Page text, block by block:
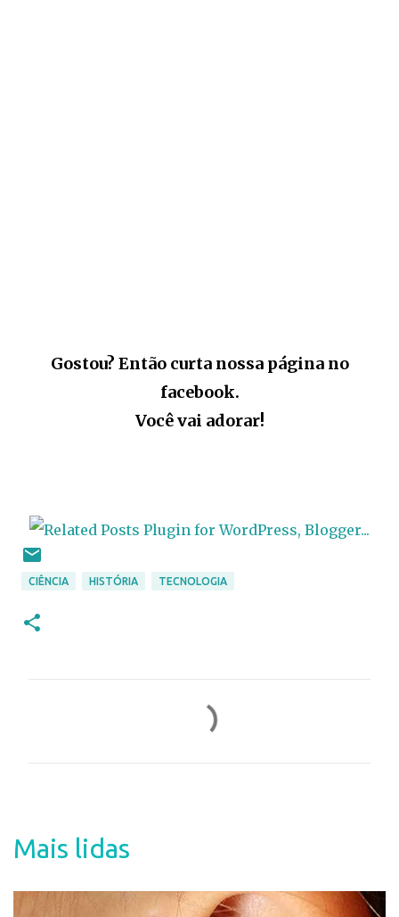
Gostou? Então curta nossa página no
facebook.
Você vai adorar!
CIÊNCIA HISTÓRIA TECNOLOGIA
á
Mais lidas